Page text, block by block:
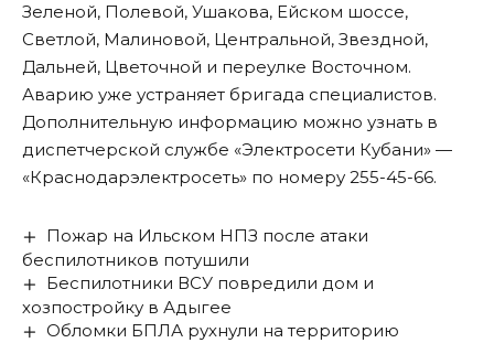
Зеленой, Полевой, Ушакова, Ейском шоссе,
Светлой, Малиновой, Центральной, Звездной,
Дальней, Цветочной и переулке Восточном.
Аварию уже устраняет бригада специалистов.
Дополнительную информацию можно узнать в
диспетчерской службе «Электросети Кубани» —
«Краснодарэлектросеть» по номеру 255-45-66.
Пожар на Ильском НПЗ после атаки
беспилотников потушили
Беспилотники ВСУ повредили дом и
хозпостройку в Адыгее
Обломки БПЛА рухнули на территорию